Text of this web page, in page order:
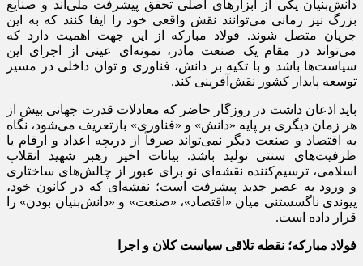
دانش‌بنیان یکی از ابزارهای اصلی تحقق پیشرفت ملی‌اند و صنایع
بزرگ نیز زمانی می‌توانند نقش واقعی خود را ایفا کنند که به این
جریان متصل شوند. فولاد مبارکه از این جهت اهمیت دارد که
می‌تواند در مقام یک صنعت مادر، نمونه‌ای عینی از اجرای این
سیاست‌ها باشد و با تکیه بر دانش، فناوری و توان داخلی در مسیر
توسعه پایدار کشور نقش‌آفرینی کند.
باید اذعان داشت در روزگار حاضر که معادلات قدرت جهانی بیش از
هر زمان دیگری بر پایه «دانش» و «فناوری» بازتعریف می‌شود، نگاه
به اقتصاد و صنعت دیگر نمی‌تواند صرفاً از دریچه اعداد و ارقام یا
ظرفیت‌های سنتی تولید باشد. بیانات اخیر رهبر شهید انقلاب
اسلامی، ترسیم‌کننده نقشه‌ای نو برای عبور از چالش‌های ساختاری
و ورود به عصر جدید پیشرفت است؛ نقشه‌ای که در کانون خود،
پیوندی ناگسستنی میان «اقتصاد»، «صنعت» و «دانش‌بنیان بودن» را
قرار داده است.
فولاد مبارکه؛ نقطه تلاقی سیاست کلان و اجرا